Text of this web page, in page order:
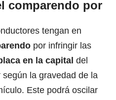
comparendo por
tengan en
por infringir las
en la capital del
la gravedad de la
Este podrá oscilar